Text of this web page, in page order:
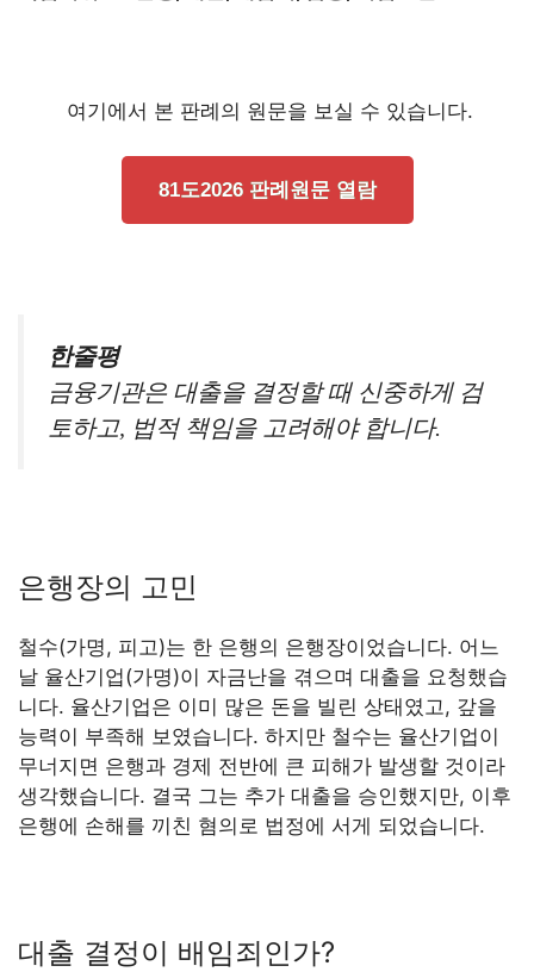
여기에서 본 판례의 원문을 보실 수 있습니다.
81도2026 판례원문 열람
한줄평
금융기관은 대출을 결정할 때 신중하게 검
토하고, 법적 책임을 고려해야 합니다.
은행장의 고민
철수(가명, 피고)는 한 은행의 은행장이었습니다. 어느
날 율산기업(가명)이 자금난을 겪으며 대출을 요청했습
니다. 율산기업은 이미 많은 돈을 빌린 상태였고, 갚을
능력이 부족해 보였습니다. 하지만 철수는 율산기업이
무너지면 은행과 경제 전반에 큰 피해가 발생할 것이라
생각했습니다. 결국 그는 추가 대출을 승인했지만, 이후
은행에 손해를 끼친 혐의로 법정에 서게 되었습니다.
대출 결정이 배임죄인가?